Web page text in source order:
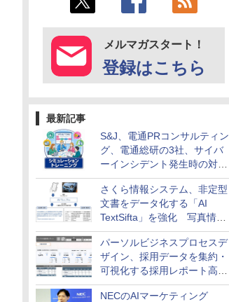
メルマガスタート！
登録はこちら
最新記事
S&J、電通PRコンサルティン
グ、電通総研の3社、サイバ
ーインシデント発生時の対応
と危機管理広報を一体的に訓
練するプログラムを提供
さくら情報システム、非定型
文書をデータ化する「AI
TextSifta」を強化 写真情報
のデータ化などに対応
パーソルビジネスプロセスデ
ザイン、採用データを集約・
可視化する採用レポート高速
化サービスを提供
NECのAIマーケティング